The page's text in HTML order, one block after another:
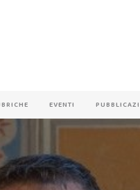
EVENTI